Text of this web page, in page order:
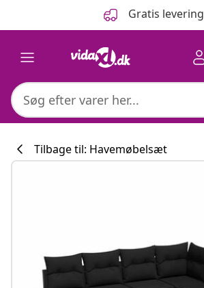
Gratis levering
#sharemevidaxl
Tilbage til: Havemøbelsæt